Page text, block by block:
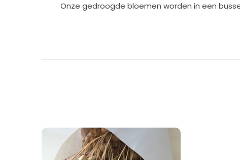
Onze gedroogde bloemen worden in een